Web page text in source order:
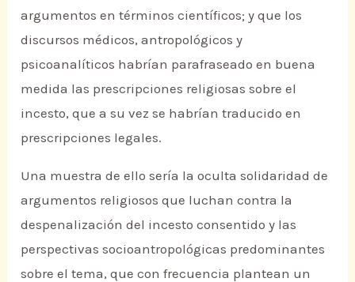
argumentos en términos científicos; y que los
discursos médicos, antropológicos y
psicoanalíticos habrían parafraseado en buena
medida las prescripciones religiosas sobre el
incesto, que a su vez se habrían traducido en
prescripciones legales.
Una muestra de ello sería la oculta solidaridad de
argumentos religiosos que luchan contra la
despenalización del incesto consentido y las
perspectivas socioantropológicas predominantes
sobre el tema, que con frecuencia plantean un